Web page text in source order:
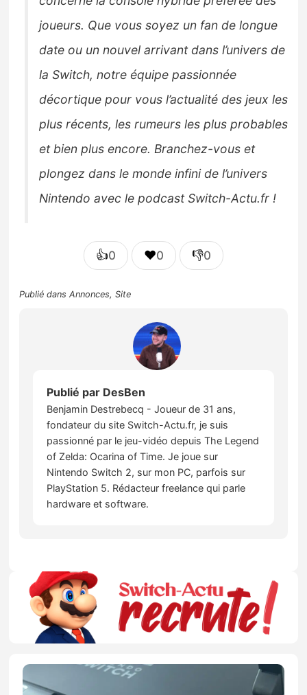
joueurs. Que vous soyez un fan de longue
date ou un nouvel arrivant dans l’univers de
la Switch, notre équipe passionnée
décortique pour vous l’actualité des jeux les
plus récents, les rumeurs les plus probables
et bien plus encore. Branchez-vous et
plongez dans le monde infini de l’univers
Nintendo avec le podcast Switch-Actu.fr !
👍0 ❤️0 👎0
Publié dansAnnonces,Site
Publié par DesBen
Benjamin Destrebecq - Joueur de 31 ans,
fondateur du site Switch-Actu.fr, je suis
passionné par le jeu-vidéo depuis The Legend
of Zelda: Ocarina of Time. Je joue sur
Nintendo Switch 2, sur mon PC, parfois sur
PlayStation 5. Rédacteur freelance qui parle
hardware et software.